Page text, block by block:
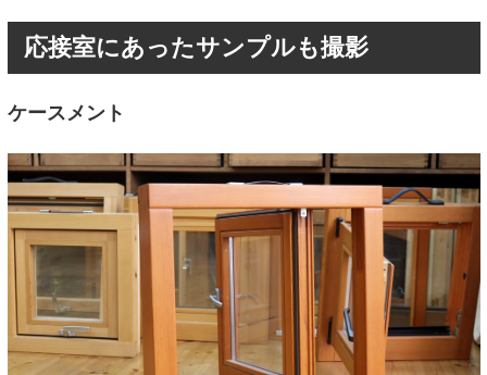
応接室にあったサンプルも撮影
ケースメント